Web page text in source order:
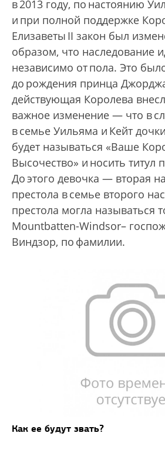
в 2013 году, по настоянию
и при полной поддержке
Елизаветы II закон был
образом, что наследование
независимо от пола. Это
до рождения принца
действующая Королева
важное изменение — что в
в семье Уильяма и Кейт
будет называться «Ваше
Высочество» и носить титул
До этого девочка — вторая
престола в семье второго
престола могла называться
Mountbatten-Windsor–
Виндзор, по фамилии.
Как ее будут звать?